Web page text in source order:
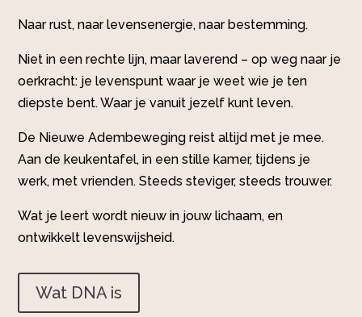
Naar rust, naar levensenergie, naar bestemming.
Niet in een rechte lijn, maar laverend – op weg naar je
oerkracht: je levenspunt waar je weet wie je ten
diepste bent. Waar je vanuit jezelf kunt leven.
De Nieuwe Adembeweging reist altijd met je mee.
Aan de keukentafel, in een stille kamer, tijdens je
werk, met vrienden. Steeds steviger, steeds trouwer.
Wat je leert wordt nieuw in jouw lichaam, en
ontwikkelt levenswijsheid.
Wat DNA is